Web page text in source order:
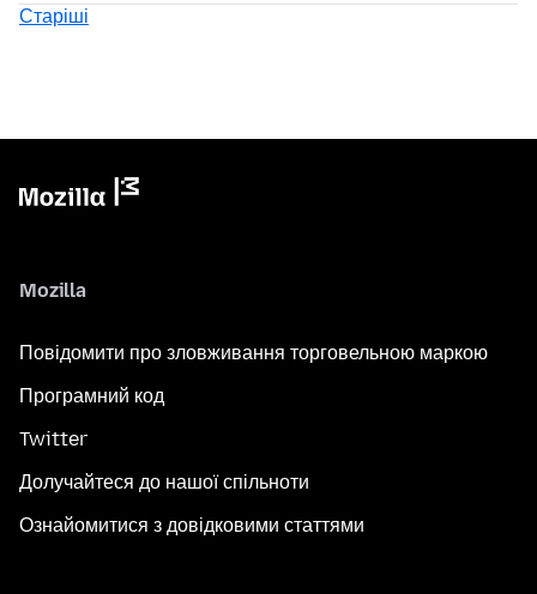
Старіші
Mozilla
Повідомити про зловживання торговельною маркою
Програмний код
Twitter
Долучайтеся до нашої спільноти
Ознайомитися з довідковими статтями